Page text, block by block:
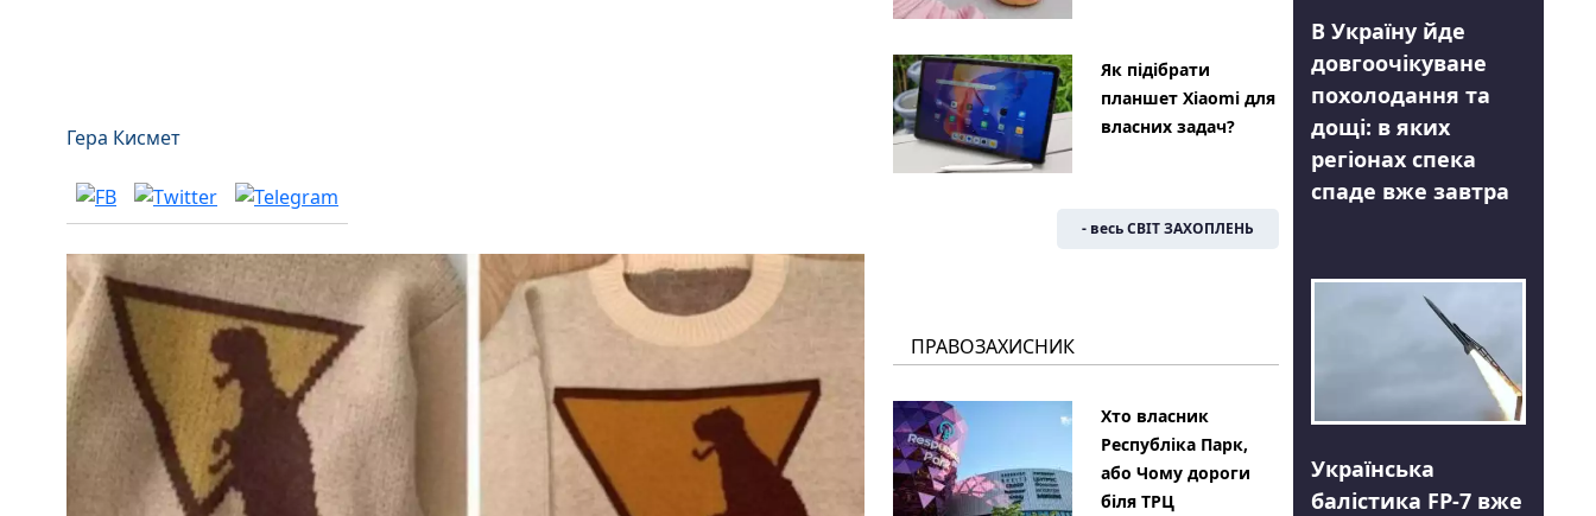
Гера Кисмет
Як підібрати
планшет Xiaomi для
власних задач?
- весь СВІТ ЗАХОПЛЕНЬ
ПРАВОЗАХИСНИК
Хто власник
Республіка Парк,
або Чому дороги
біля ТРЦ
В Україну йде
довгоочікуване
похолодання та
дощі: в яких
регіонах спека
спаде вже завтра
Українська
балістика FP-7 вже